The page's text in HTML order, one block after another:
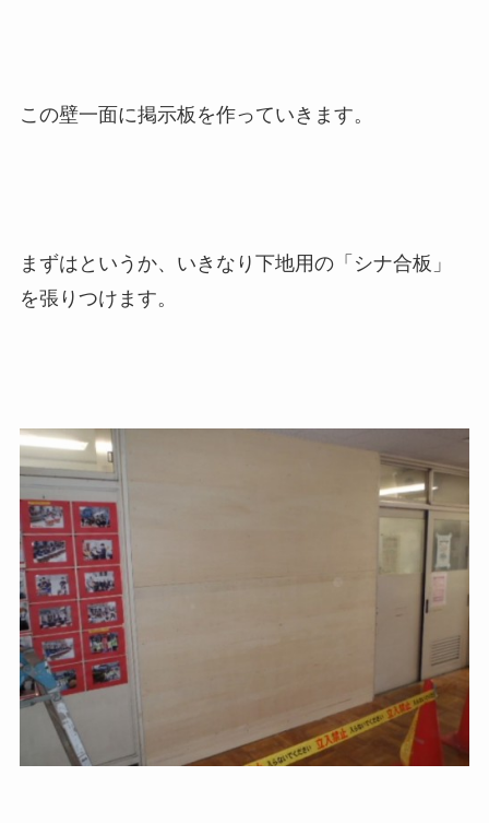
この壁一面に掲示板を作っていきます。
まずはというか、いきなり下地用の「シナ合板」
を張りつけます。